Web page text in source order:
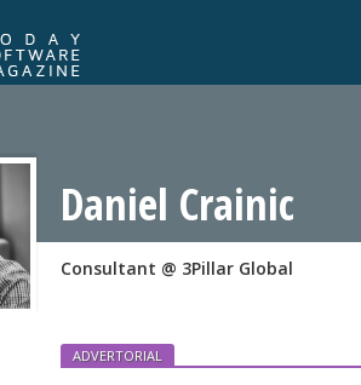
NOU
Daniel Crainic
Consultant @ 3Pillar Global
ADVERTORIAL